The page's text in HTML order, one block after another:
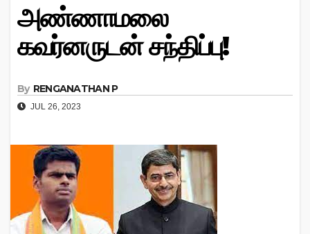
அண்ணாமலை
கவர்னருடன் சந்திப்பு!
By RENGANATHAN P
JUL 26, 2023